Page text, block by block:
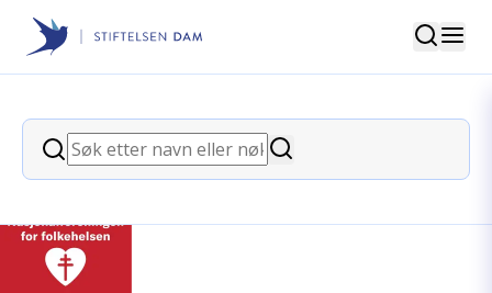
Stiftelsen Dam
Søk
Søk
Søk
back
Reernæringssyndrom hos eldre